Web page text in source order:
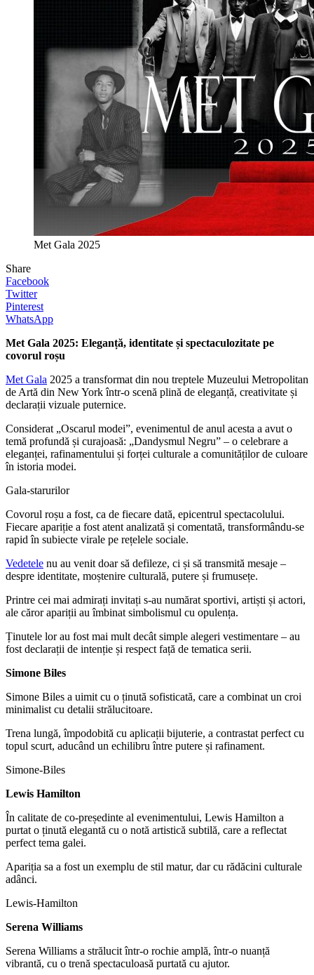
Met Gala 2025
Share
Facebook
Twitter
Pinterest
WhatsApp
Met Gala 2025: Eleganță, identitate și spectaculozitate pe
covorul roșu
Met Gala 2025 a transformat din nou treptele Muzeului Metropolitan
de Artă din New York într-o scenă plină de eleganță, creativitate și
declarații vizuale puternice.
Considerat „Oscarul modei”, evenimentul de anul acesta a avut o
temă profundă și curajoasă: „Dandysmul Negru” – o celebrare a
eleganței, rafinamentului și forței culturale a comunităților de culoare
în istoria modei.
Gala-starurilor
Covorul roșu a fost, ca de fiecare dată, epicentrul spectacolului.
Fiecare apariție a fost atent analizată și comentată, transformându-se
rapid în subiecte virale pe rețelele sociale.
Vedetele nu au venit doar să defileze, ci și să transmită mesaje –
despre identitate, moștenire culturală, putere și frumusețe.
Printre cei mai admirați invitați s-au numărat sportivi, artiști și actori,
ale căror apariții au îmbinat simbolismul cu opulența.
Ținutele lor au fost mai mult decât simple alegeri vestimentare – au
fost declarații de intenție și respect față de tematica serii.
Simone Biles
Simone Biles a uimit cu o ținută sofisticată, care a combinat un croi
minimalist cu detalii strălucitoare.
Trena lungă, împodobită cu aplicații bijuterie, a contrastat perfect cu
topul scurt, aducând un echilibru între putere și rafinament.
Simone-Biles
Lewis Hamilton
În calitate de co-președinte al evenimentului, Lewis Hamilton a
purtat o ținută elegantă cu o notă artistică subtilă, care a reflectat
perfect tema galei.
Apariția sa a fost un exemplu de stil matur, dar cu rădăcini culturale
adânci.
Lewis-Hamilton
Serena Williams
Serena Williams a strălucit într-o rochie amplă, într-o nuanță
vibrantă, cu o trenă spectaculoasă purtată cu ajutor.